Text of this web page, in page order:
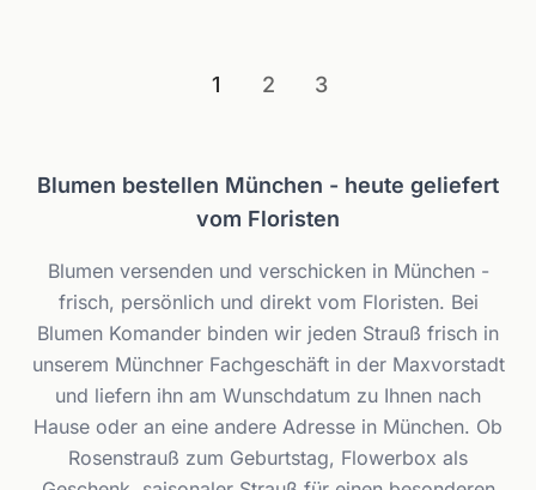
1 2 3
Blumen bestellen München - heute geliefert
vom Floristen
Blumen versenden und verschicken in München -
frisch, persönlich und direkt vom Floristen. Bei
Blumen Komander binden wir jeden Strauß frisch in
unserem Münchner Fachgeschäft in der Maxvorstadt
und liefern ihn am Wunschdatum zu Ihnen nach
Hause oder an eine andere Adresse in München. Ob
Rosenstrauß zum Geburtstag, Flowerbox als